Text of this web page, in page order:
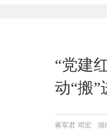
“党建
动“搬”
蒋军君 邓宏 湖